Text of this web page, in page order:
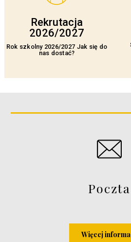
Rekrutacja
2026/2027
Rok szkolny 2026/2027 Jak się do
nas dostać?
Poczta
Więcej